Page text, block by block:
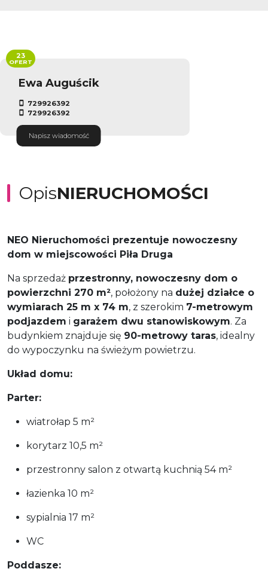
Ewa Auguścik
729926392
729926392
Napisz wiadomość
23
OFERT
OpisNIERUCHOMOŚCI
NEO Nieruchomości prezentuje nowoczesny
dom w miejscowości Piła Druga
Na sprzedaż przestronny, nowoczesny dom o
powierzchni 270 m², położony na dużej działce o
wymiarach 25 m x 74 m, z szerokim 7-metrowym
podjazdem i garażem dwu stanowiskowym. Za
budynkiem znajduje się 90-metrowy taras, idealny
do wypoczynku na świeżym powietrzu.
Układ domu:
Parter:
wiatrołap 5 m²
korytarz 10,5 m²
przestronny salon z otwartą kuchnią 54 m²
łazienka 10 m²
sypialnia 17 m²
WC
Poddasze: